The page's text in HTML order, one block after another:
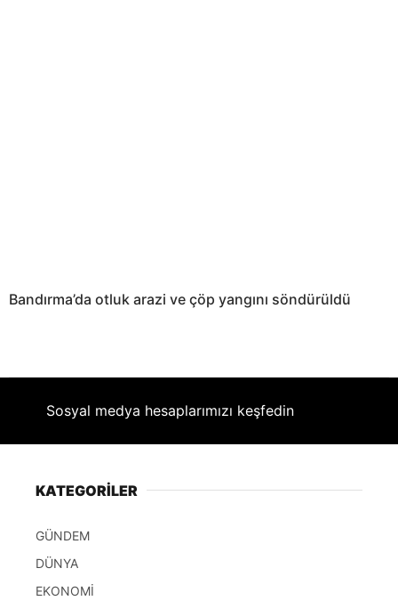
Bandırma’da otluk arazi ve çöp yangını söndürüldü
Sosyal medya hesaplarımızı keşfedin
KATEGORİLER
GÜNDEM
DÜNYA
EKONOMİ